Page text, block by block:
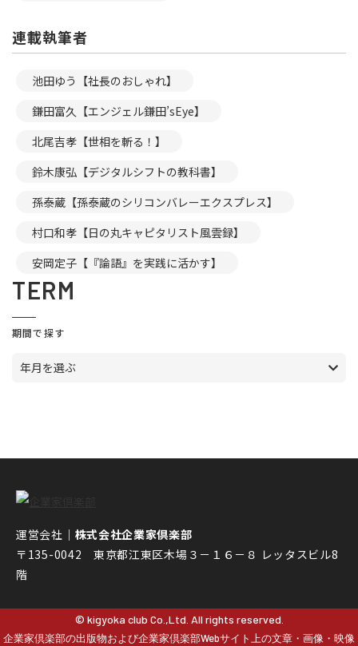
連載執筆者
池田ゆう【社長のおしゃれ】
鎌田富久【エンジェル鎌田’sEye】
北尾吉孝【世相を斬る！】
鈴木康弘【デジタルシフトの教科書】
孫泰蔵【孫泰蔵のシリコンバレーエクスプレス】
村口和孝【日の丸キャピタリスト風雲録】
安岡定子【『論語』を実践に活かす】
TERM
期間で探す
年月を選ぶ
運営会社｜ 株式会社企業家倶楽部
〒135-0042 東京都江東区木場３－１６－８ レッタスビル8
階
© kigyoka club Co.,Ltd. All rights reserved.
企業家倶楽部の出版物および企業家倶楽部Webサイト上の文章・画像・映像